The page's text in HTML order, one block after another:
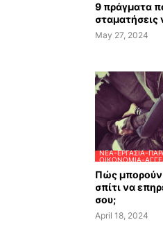
9 πράγματα
σταματήσεις
May 27, 2024
ΝΈΑ-ΕΡΓΑΣΊΑ-
ΟΙΚΟΝΟΜΊΑ-
Πώς μπορούν
σπίτι να
σου;
April 18, 2024